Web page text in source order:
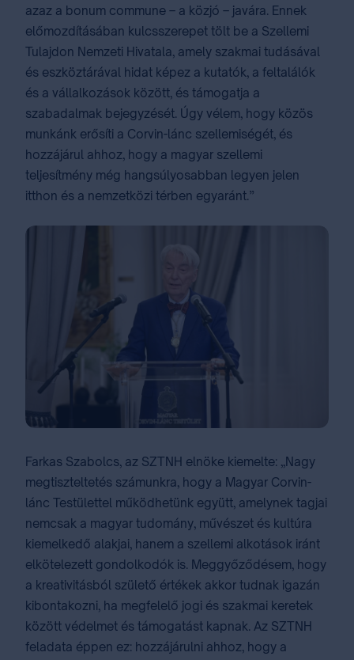
azaz a bonum commune – a közjó – javára. Ennek
előmozdításában kulcsszerepet tölt be a Szellemi
Tulajdon Nemzeti Hivatala, amely szakmai tudásával
és eszköztárával hidat képez a kutatók, a feltalálók
és a vállalkozások között, és támogatja a
szabadalmak bejegyzését. Úgy vélem, hogy közös
munkánk erősíti a Corvin-lánc szellemiségét, és
hozzájárul ahhoz, hogy a magyar szellemi
teljesítmény még hangsúlyosabban legyen jelen
itthon és a nemzetközi térben egyaránt.”
Farkas Szabolcs, az SZTNH elnöke kiemelte: „Nagy
megtiszteltetés számunkra, hogy a Magyar Corvin-
lánc Testülettel működhetünk együtt, amelynek tagjai
nemcsak a magyar tudomány, művészet és kultúra
kiemelkedő alakjai, hanem a szellemi alkotások iránt
elkötelezett gondolkodók is. Meggyőződésem, hogy
a kreativitásból születő értékek akkor tudnak igazán
kibontakozni, ha megfelelő jogi és szakmai keretek
között védelmet és támogatást kapnak. Az SZTNH
feladata éppen ez: hozzájárulni ahhoz, hogy a